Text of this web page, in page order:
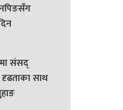
संसद्
साथ